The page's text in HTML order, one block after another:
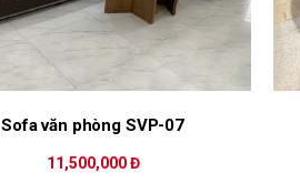
Sofa văn phòng SVP-07
11,500,000 Đ